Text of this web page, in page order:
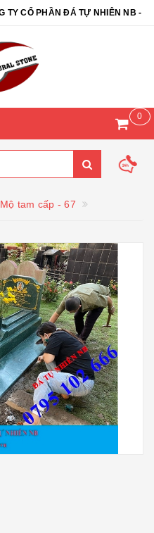
CỔ PHẦN ĐÁ TỰ NHIÊN NB - NB
0
Mộ tam cấp - 67